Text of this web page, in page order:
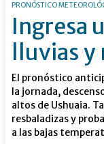
PRONÓSTICO
Ingresa
lluvias
El pronóstico
la jornada,
altos de Ushuaia.
resbaladizas y
a las bajas